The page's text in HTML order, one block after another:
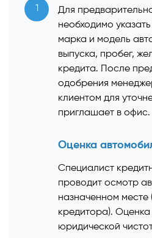
1
Для
необходимо
марка и модель
выпуска, пробег,
кредита. После
одобрения
клиентом для
приглашает в офис.
Оценка
Специалист
проводит осмотр
назначенном
кредитора).
юридической